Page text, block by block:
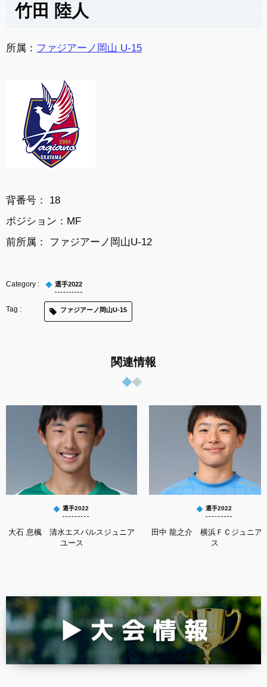
竹田 陸人
所属： ファジアーノ岡山 U-15
背番号： 18
ポジション：MF
前所属： ファジアーノ岡山U-12
選手2022
ファジアーノ岡山U-15
関連情報
選手2022
大石 息楓 清水エスパルスジュニア
ユース
選手2022
田中 龍之介 横浜ＦＣジュニア
ス